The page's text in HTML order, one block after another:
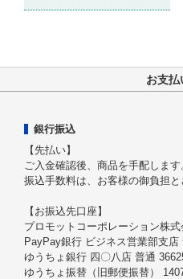
お支払
銀行振込
【先払い】
ご入金確認後、商品を手配します
振込手数料は、お客様の御負担と
【お振込先口座】
プロモットコーポレーション株式
PayPay銀行 ビジネス営業部支店
ゆうちょ銀行 四〇八店 普通
ゆうちょ振替（旧郵便振替）